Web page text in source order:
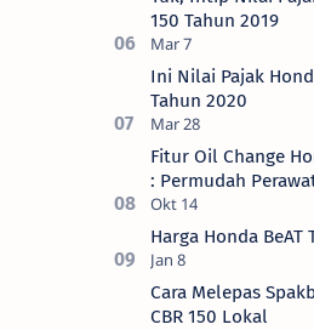
150 Tahun 2019
Ini Nilai Pajak
Tahun 2020
Fitur Oil Change
: Permudah
Harga Honda BeAT
Cara Melepas
CBR 150 Lokal